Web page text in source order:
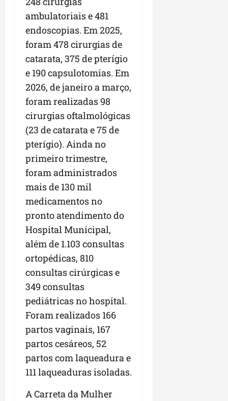
ambulatoriais e 481
endoscopias. Em 2025,
foram 478 cirurgias de
catarata, 375 de pterígio
e 190 capsulotomias. Em
2026, de janeiro a março,
foram realizadas 98
cirurgias oftalmológicas
(23 de catarata e 75 de
pterígio). Ainda no
primeiro trimestre,
foram administrados
mais de 130 mil
medicamentos no
pronto atendimento do
Hospital Municipal,
além de 1.103 consultas
ortopédicas, 810
consultas cirúrgicas e
349 consultas
pediátricas no hospital.
Foram realizados 166
partos vaginais, 167
partos cesáreos, 52
partos com laqueadura e
111 laqueaduras isoladas.
A Carreta da Mulher